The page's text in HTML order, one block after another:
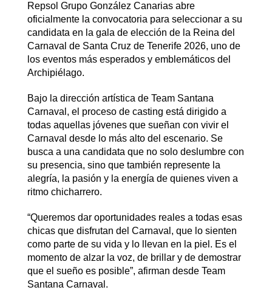
Repsol Grupo González Canarias abre
oficialmente la convocatoria para seleccionar a su
candidata en la gala de elección de la Reina del
Carnaval de Santa Cruz de Tenerife 2026, uno de
los eventos más esperados y emblemáticos del
Archipiélago.
Bajo la dirección artística de Team Santana
Carnaval, el proceso de casting está dirigido a
todas aquellas jóvenes que sueñan con vivir el
Carnaval desde lo más alto del escenario. Se
busca a una candidata que no solo deslumbre con
su presencia, sino que también represente la
alegría, la pasión y la energía de quienes viven a
ritmo chicharrero.
“Queremos dar oportunidades reales a todas esas
chicas que disfrutan del Carnaval, que lo sienten
como parte de su vida y lo llevan en la piel. Es el
momento de alzar la voz, de brillar y de demostrar
que el sueño es posible”, afirman desde Team
Santana Carnaval.